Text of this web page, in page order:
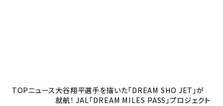
TOPニュース大谷翔平選手を描いた「DREAM SHO JET」が
就航！ JAL「DREAM MILES PASS」プロジェクト